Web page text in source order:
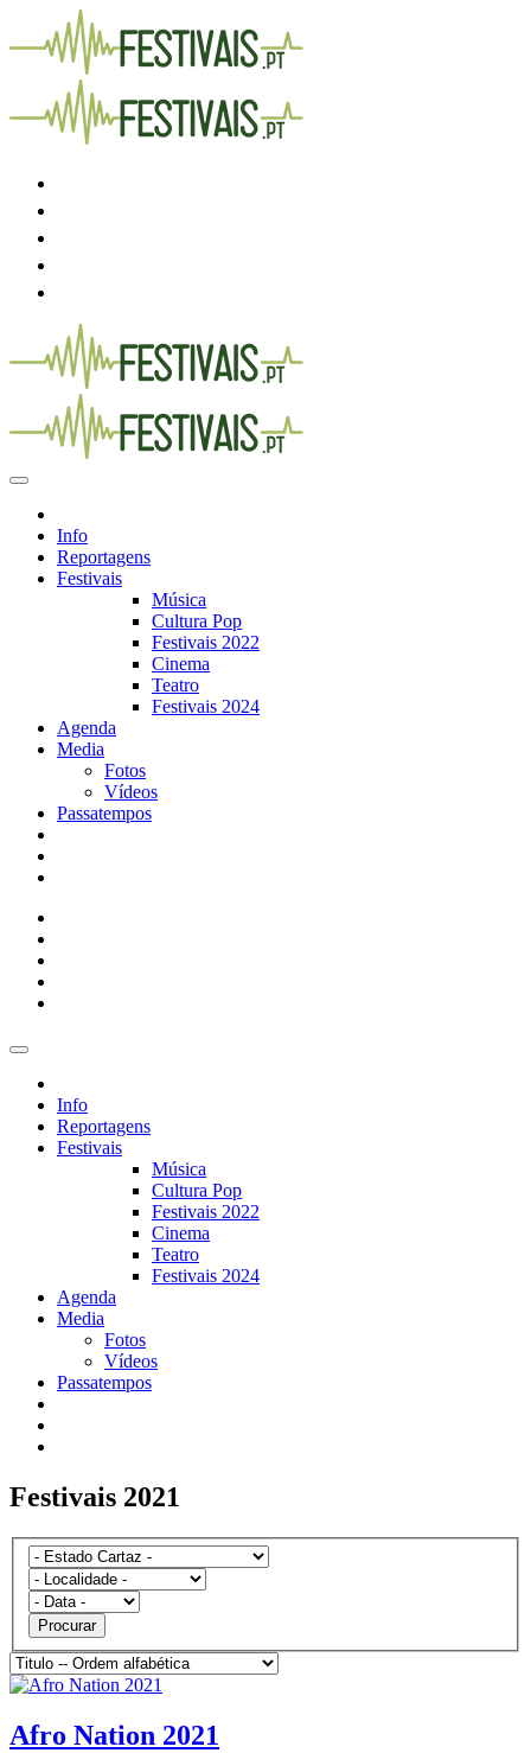
Info
Reportagens
Festivais
Música
Cultura Pop
Festivais 2022
Cinema
Teatro
Festivais 2024
Agenda
Media
Fotos
Vídeos
Passatempos
Info
Reportagens
Festivais
Música
Cultura Pop
Festivais 2022
Cinema
Teatro
Festivais 2024
Agenda
Media
Fotos
Vídeos
Passatempos
Festivais 2021
Procurar
Afro Nation 2021